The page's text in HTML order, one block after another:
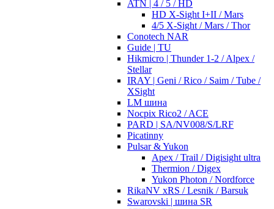
ATN | 4 / 5 / HD
HD X-Sight I+II / Mars
4/5 X-Sight / Mars / Thor
Conotech NAR
Guide | TU
Hikmicro | Thunder 1-2 / Alpex /
Stellar
IRAY | Geni / Rico / Saim / Tube /
XSight
LM шина
Nocpix Rico2 / ACE
PARD | SA/NV008/S/LRF
Picatinny
Pulsar & Yukon
Apex / Trail / Digisight ultra
Thermion / Digex
Yukon Photon / Nordforce
RikaNV xRS / Lesnik / Barsuk
Swarovski | шина SR